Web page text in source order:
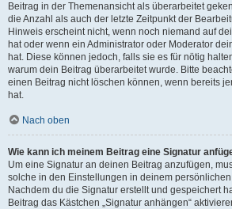
Beitrag in der Themenansicht als überarbeitet
die Anzahl als auch der letzte Zeitpunkt der
Hinweis erscheint nicht, wenn noch niemand auf
hat oder wenn ein Administrator oder Moderator
hat. Diese können jedoch, falls sie es für nötig
warum dein Beitrag überarbeitet wurde. Bitte
einen Beitrag nicht löschen können, wenn bereits
hat.
Nach oben
Wie kann ich meinem Beitrag eine Signatur
Um eine Signatur an deinen Beitrag anzufügen,
solche in den Einstellungen in deinem
Nachdem du die Signatur erstellt und gespeichert
Beitrag das Kästchen „Signatur anhängen“